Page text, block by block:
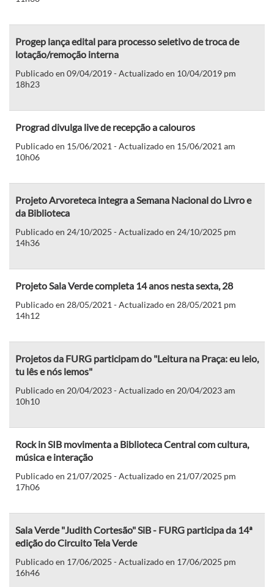
Progep lança edital para processo seletivo de troca de
lotação/remoção interna
Publicado en 09/04/2019 - Actualizado en 10/04/2019 pm
18h23
Prograd divulga live de recepção a calouros
Publicado en 15/06/2021 - Actualizado en 15/06/2021 am
10h06
Projeto Arvoreteca integra a Semana Nacional do Livro e
da Biblioteca
Publicado en 24/10/2025 - Actualizado en 24/10/2025 pm
14h36
Projeto Sala Verde completa 14 anos nesta sexta, 28
Publicado en 28/05/2021 - Actualizado en 28/05/2021 pm
14h12
Projetos da FURG participam do "Leitura na Praça: eu leio,
tu lês e nós lemos"
Publicado en 20/04/2023 - Actualizado en 20/04/2023 am
10h10
Rock in SIB movimenta a Biblioteca Central com cultura,
música e interação
Publicado en 21/07/2025 - Actualizado en 21/07/2025 pm
17h06
Sala Verde "Judith Cortesão" SiB - FURG participa da 14ª
edição do Circuito Tela Verde
Publicado en 17/06/2025 - Actualizado en 17/06/2025 pm
16h46